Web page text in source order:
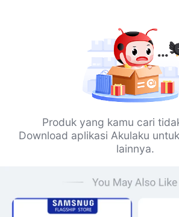
Produk yang kamu cari
Download aplikasi Akulaku
lainnya.